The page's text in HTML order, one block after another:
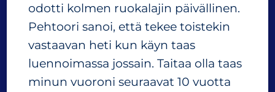
odotti kolmen ruokalajin päivällinen.
Pehtoori sanoi, että tekee toistekin
vastaavan heti kun käyn taas
luennoimassa jossain. Taitaa olla taas
minun vuoroni seuraavat 10 vuotta